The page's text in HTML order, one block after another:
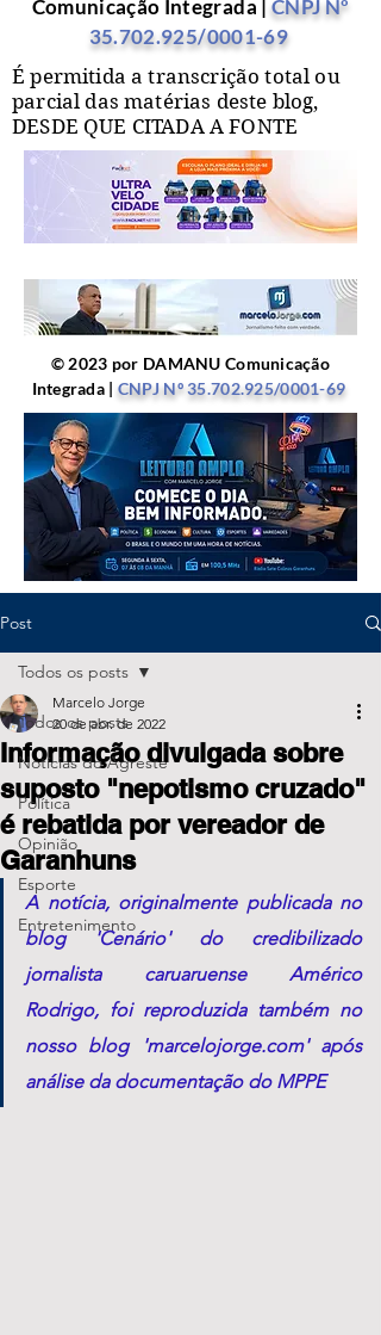
Comunicação Integrada | CNPJ Nº
35.702.925/0001-69
É permitida a transcrição total ou
parcial das matérias deste blog,
DESDE QUE CITADA A FONTE
© 2023 por DAMANU Comunicação
Integrada | CNPJ Nº35.702.925/0001-69
Post
Todos os posts
Notícias do Agreste
Política
Opinião
Esporte
Entretenimento
Todos os posts
Informação divulgada sobre
suposto "nepotismo cruzado"
é rebatida por vereador de
Garanhuns
Marcelo Jorge
20 de abr. de 2022
A notícia, originalmente publicada no
blog 'Cenário' do credibilizado
jornalista caruaruense Américo
Rodrigo, foi reproduzida também no
nosso blog 'marcelojorge.com' após
análise da documentação do MPPE